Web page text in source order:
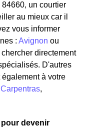
un courtier
au mieux car il
vous informer
: Avignon ou
directement
D'autres
à votre
Carpentras,
devenir